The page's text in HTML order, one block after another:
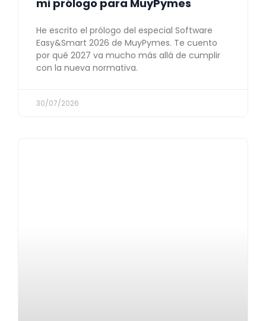
mi prólogo para MuyPymes
He escrito el prólogo del especial Software
Easy&Smart 2026 de MuyPymes. Te cuento
por qué 2027 va mucho más allá de cumplir
con la nueva normativa.
30/07/2026